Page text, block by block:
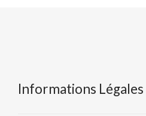
Informations Légales